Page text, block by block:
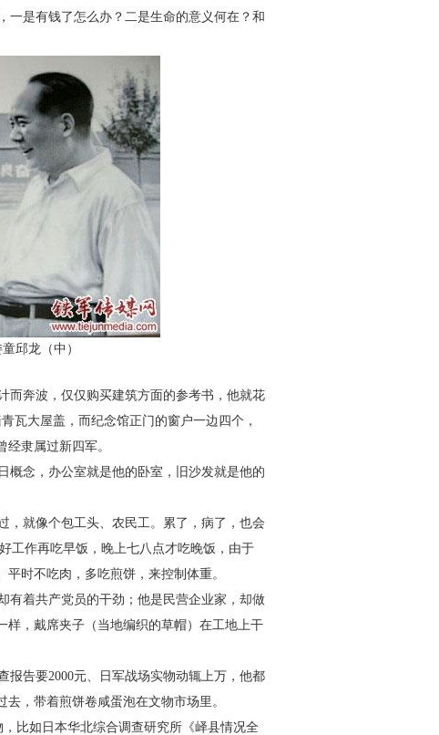
一是有钱了怎么办？二是生命的意义何在？和
邱龙（中）
而奔波，仅仅购买建筑方面的参考书，他就花
瓦大屋盖，而纪念馆正门的窗户一边四个，
经隶属过新四军。
概念，办公室就是他的卧室，
旧沙发就是他的
，就像个包工头、农民工。累了，病了，也会
工作再吃早饭，晚上七八点才吃晚饭，由于
平时不吃肉，多吃煎饼，来控制体重。
有着共产党员的干劲；他是民营企业家，却做
样，戴席夹子（当地编织的草帽）在工地上干
报告要2000元、日军战场实物动辄上万，他都
去，带着煎饼卷咸蛋泡在文物市场里。
比如日本华北综合调查研究所《峄县情况全